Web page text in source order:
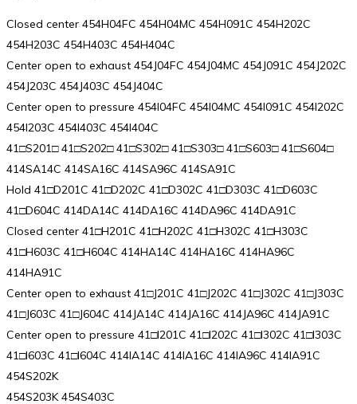
Closed center 454H04FC 454H04MC 454H091C 454H202C
454H203C 454H403C 454H404C
Center open to exhaust 454J04FC 454J04MC 454J091C 454J202C
454J203C 454J403C 454J404C
Center open to pressure 454I04FC 454I04MC 454I091C 454I202C
454I203C 454I403C 454I404C
41□S201□ 41□S202□ 41□S302□ 41□S303□ 41□S603□ 41□S604□
414SA14C 414SA16C 414SA96C 414SA91C
Hold 41□D201C 41□D202C 41□D302C 41□D303C 41□D603C
41□D604C 414DA14C 414DA16C 414DA96C 414DA91C
Closed center 41□H201C 41□H202C 41□H302C 41□H303C
41□H603C 41□H604C 414HA14C 414HA16C 414HA96C
414HA91C
Center open to exhaust 41□J201C 41□J202C 41□J302C 41□J303C
41□J603C 41□J604C 414JA14C 414JA16C 414JA96C 414JA91C
Center open to pressure 41□I201C 41□I202C 41□I302C 41□I303C
41□I603C 41□I604C 414IA14C 414IA16C 414IA96C 414IA91C
454S202K
454S203K 454S403C